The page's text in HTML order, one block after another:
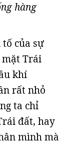
hàng
của sự
mặt Trái
khí
rất nhỏ
ta chỉ
đất, hay
mình mà